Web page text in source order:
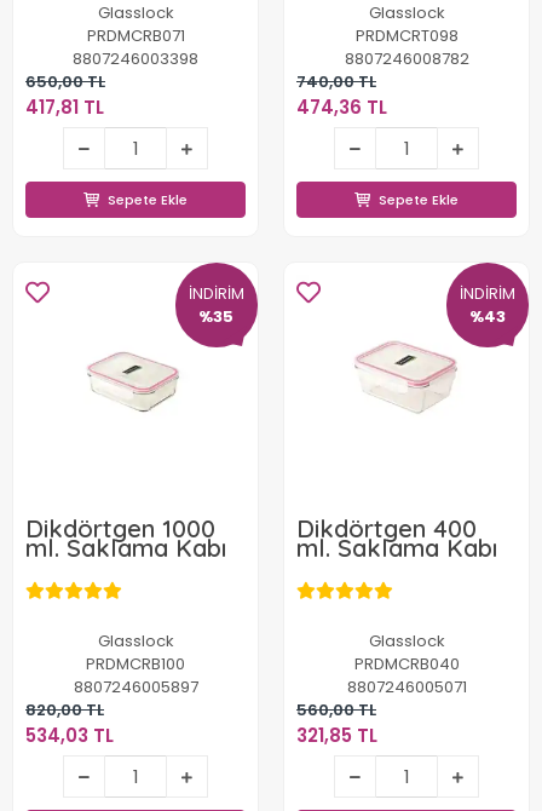
Glasslock
PRDMCRB071
8807246003398
650,00 TL
417,81 TL
417,81 TL
Sepete Ekle
Sepete Ekle
Glasslock
PRDMCRT098
8807246008782
740,00 TL
474,36 TL
474,36 TL
Sepete Ekle
Sepete Ekle
İNDİRİM
%35
Dikdörtgen 1000
ml. Saklama Kabı
Glasslock
PRDMCRB100
8807246005897
820,00 TL
534,03 TL
534,03 TL
Sepete Ekle
İNDİRİM
%43
Dikdörtgen 400
ml. Saklama Kabı
Glasslock
PRDMCRB040
8807246005071
560,00 TL
321,85 TL
321,85 TL
Sepete Ekle